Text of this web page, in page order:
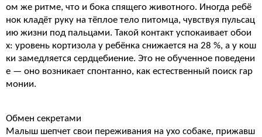
ом же ритме, что и бока спящего животного. Иногда ребё
нок кладёт руку на тёплое тело питомца, чувствуя пульсац
ию жизни под пальцами. Такой контакт успокаивает обои
х: уровень кортизола у ребёнка снижается на 28 %, а у кош
ки замедляется сердцебиение. Это не обученное поведени
е — оно возникает спонтанно, как естественный поиск гар
монии.
Обмен секретами
Малыш шепчет свои переживания на ухо собаке, прижавш